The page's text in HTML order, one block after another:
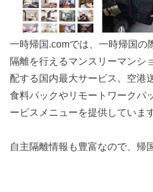
一時帰国.comでは、一時帰国の
隔離を行えるマンスリーマンシ
配する国内最大サービス。空港
食料パックやリモートワークパ
ービスメニューを提供していま
自主隔離情報も豊富なので、帰